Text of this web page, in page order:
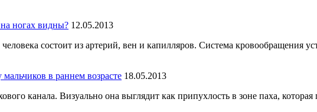
ногах видны? 12.05.2013
состоит из артерий, вен и капилляров. Система кровообращения
в раннем возрасте 18.05.2013
канала. Визуально она выглядит как припухлость в зоне паха,